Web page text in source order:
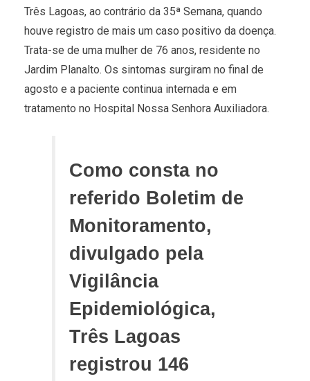
Três Lagoas, ao contrário da 35ª Semana, quando
houve registro de mais um caso positivo da doença.
Trata-se de uma mulher de 76 anos, residente no
Jardim Planalto. Os sintomas surgiram no final de
agosto e a paciente continua internada e em
tratamento no Hospital Nossa Senhora Auxiliadora.
Como consta no
referido Boletim de
Monitoramento,
divulgado pela
Vigilância
Epidemiológica,
Três Lagoas
registrou 146